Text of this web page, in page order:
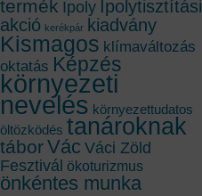
termék Ipoly Ipolytisztítási
akció kerékpár kiadvány
Kismagos klímaváltozás
oktatás Képzés
környezeti
nevelés környezettudatos
öltözködés tanároknak
táborVác Váci Zöld
Fesztivál ökoturizmus
önkéntes munka